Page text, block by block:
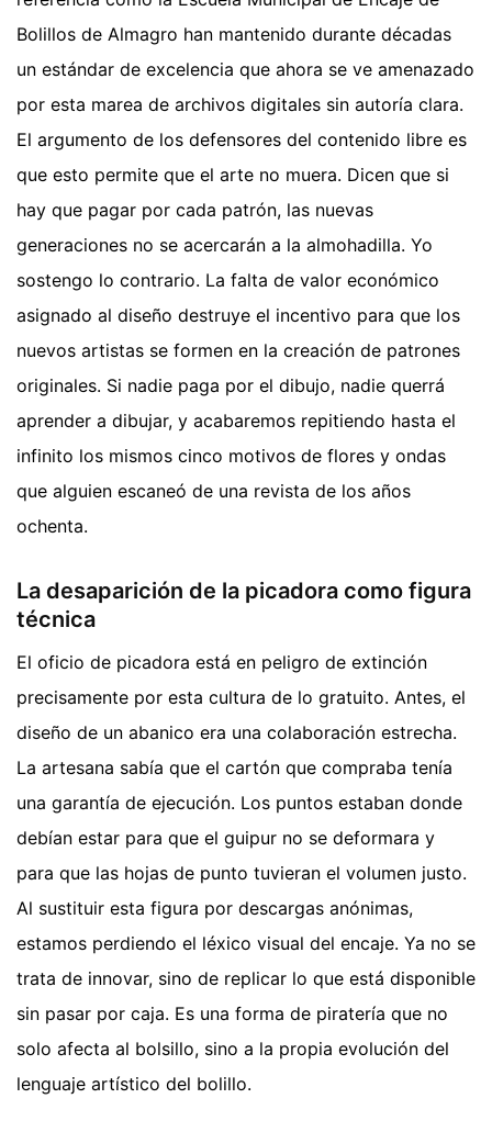
Bolillos de Almagro han mantenido durante décadas
un estándar de excelencia que ahora se ve amenazado
por esta marea de archivos digitales sin autoría clara.
El argumento de los defensores del contenido libre es
que esto permite que el arte no muera. Dicen que si
hay que pagar por cada patrón, las nuevas
generaciones no se acercarán a la almohadilla. Yo
sostengo lo contrario. La falta de valor económico
asignado al diseño destruye el incentivo para que los
nuevos artistas se formen en la creación de patrones
originales. Si nadie paga por el dibujo, nadie querrá
aprender a dibujar, y acabaremos repitiendo hasta el
infinito los mismos cinco motivos de flores y ondas
que alguien escaneó de una revista de los años
ochenta.
La desaparición de la picadora como figura
técnica
El oficio de picadora está en peligro de extinción
precisamente por esta cultura de lo gratuito. Antes, el
diseño de un abanico era una colaboración estrecha.
La artesana sabía que el cartón que compraba tenía
una garantía de ejecución. Los puntos estaban donde
debían estar para que el guipur no se deformara y
para que las hojas de punto tuvieran el volumen justo.
Al sustituir esta figura por descargas anónimas,
estamos perdiendo el léxico visual del encaje. Ya no se
trata de innovar, sino de replicar lo que está disponible
sin pasar por caja. Es una forma de piratería que no
solo afecta al bolsillo, sino a la propia evolución del
lenguaje artístico del bolillo.